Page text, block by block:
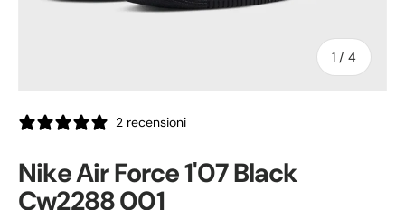
1 / di
4
2 recensioni
Nike Air Force 1'07 Black
Cw2288 001